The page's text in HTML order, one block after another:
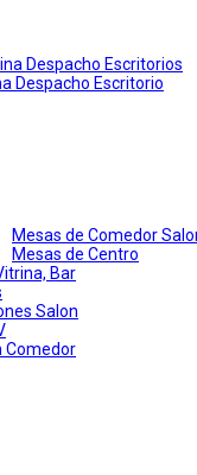
Despacho Escritorios
Despacho Escritorio
Mesas de Comedor
Mesas de Centro
Bar
Salon
Comedor